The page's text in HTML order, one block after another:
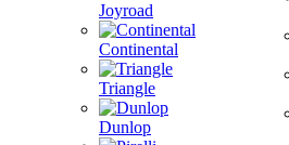
Joyroad
Continental
Triangle
Dunlop